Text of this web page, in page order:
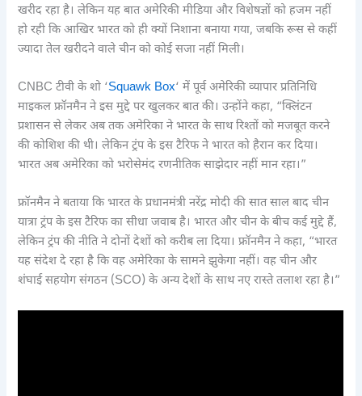
खरीद रहा है। लेकिन यह बात अमेरिकी मीडिया और विशेषज्ञों को हजम नहीं
हो रही कि आखिर भारत को ही क्यों निशाना बनाया गया, जबकि रूस से कहीं
ज्यादा तेल खरीदने वाले चीन को कोई सजा नहीं मिली।
CNBC टीवी के शो ‘Squawk Box‘ में पूर्व अमेरिकी व्यापार प्रतिनिधि
माइकल फ्रॉनमैन ने इस मुद्दे पर खुलकर बात की। उन्होंने कहा, “क्लिंटन
प्रशासन से लेकर अब तक अमेरिका ने भारत के साथ रिश्तों को मजबूत करने
की कोशिश की थी। लेकिन ट्रंप के इस टैरिफ ने भारत को हैरान कर दिया।
भारत अब अमेरिका को भरोसेमंद रणनीतिक साझेदार नहीं मान रहा।”
फ्रॉनमैन ने बताया कि भारत के प्रधानमंत्री नरेंद्र मोदी की सात साल बाद चीन
यात्रा ट्रंप के इस टैरिफ का सीधा जवाब है। भारत और चीन के बीच कई मुद्दे हैं,
लेकिन ट्रंप की नीति ने दोनों देशों को करीब ला दिया। फ्रॉनमैन ने कहा, “भारत
यह संदेश दे रहा है कि वह अमेरिका के सामने झुकेगा नहीं। वह चीन और
शंघाई सहयोग संगठन (SCO) के अन्य देशों के साथ नए रास्ते तलाश रहा है।”